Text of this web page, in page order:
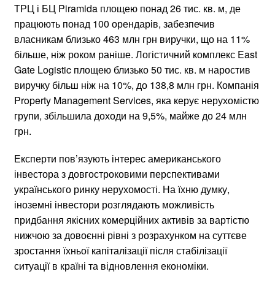
ТРЦ і БЦ Piramida площею понад 26 тис. кв. м, де
працюють понад 100 орендарів, забезпечив
власникам близько 463 млн грн виручки, що на 11%
більше, ніж роком раніше. Логістичний комплекс East
Gate Logistic площею близько 50 тис. кв. м наростив
виручку більш ніж на 10%, до 138,8 млн грн. Компанія
Property Management Services, яка керує нерухомістю
групи, збільшила доходи на 9,5%, майже до 24 млн
грн.
Експерти пов’язують інтерес американського
інвестора з довгостроковими перспективами
українського ринку нерухомості. На їхню думку,
іноземні інвестори розглядають можливість
придбання якісних комерційних активів за вартістю
нижчою за довоєнні рівні з розрахунком на суттєве
зростання їхньої капіталізації після стабілізації
ситуації в країні та відновлення економіки.